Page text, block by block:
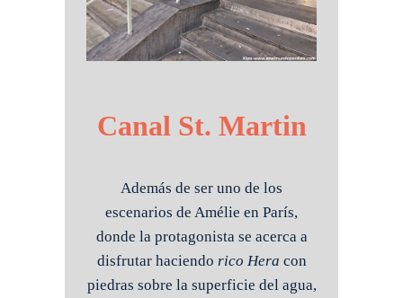
Canal St. Martin
Además de ser uno de los
escenarios de Amélie en París,
donde la protagonista se acerca a
disfrutar haciendo rico Hera con
piedras sobre la superficie del agua,